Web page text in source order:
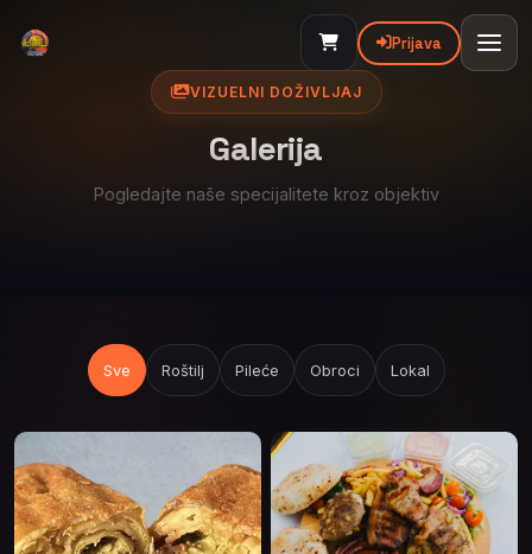
Prijava
VIZUELNI DOŽIVLJAJ
Galerija
Pogledajte naše specijalitete kroz objektiv
Sve Roštilj Pileće Obroci Lokal